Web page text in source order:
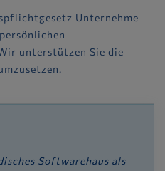
Unternehme
unterstützen Sie die
Softwarehaus als